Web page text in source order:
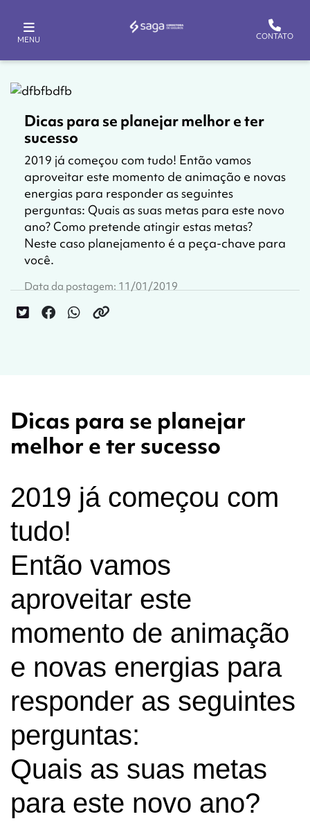
MENU CONTATO
Dicas para se planejar melhor e ter
sucesso
2019 já começou com tudo! Então vamos
aproveitar este momento de animação e novas
energias para responder as seguintes
perguntas: Quais as suas metas para este novo
ano? Como pretende atingir estas metas?
Neste caso planejamento é a peça-chave para
você.
Data da postagem: 11/01/2019
Dicas para se planejar
melhor e ter sucesso
2019 já começou com
tudo!
Então vamos
aproveitar este
momento de animação
e novas energias para
responder as seguintes
perguntas:
Quais as suas metas
para este novo ano?